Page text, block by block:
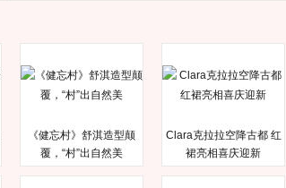
《健忘村》舒淇造型颠
覆，“村”出自然美
Clara克拉拉空降古都 红
裙亮相喜庆迎新